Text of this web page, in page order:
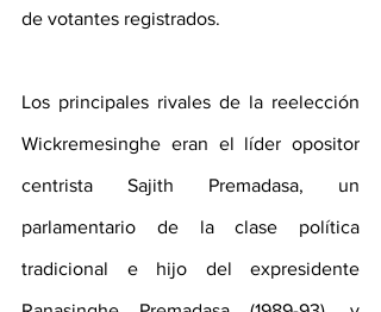
de votantes registrados.
Los principales rivales de la reelección
Wickremesinghe eran el líder opositor
centrista Sajith Premadasa, un
parlamentario de la clase política
tradicional e hijo del expresidente